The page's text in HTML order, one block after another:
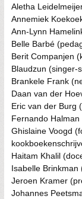
Aletha
Annemiek
Ann-Lynn
Belle Barbé
Berit Companjen
Blaudzun (singer-
Brankele Frank
Daan van der
Eric van der Burg
Fernando Halman
Ghislaine Voogd
Haitam Khalil
Isabelle
Jeroen Kramer
Johannes